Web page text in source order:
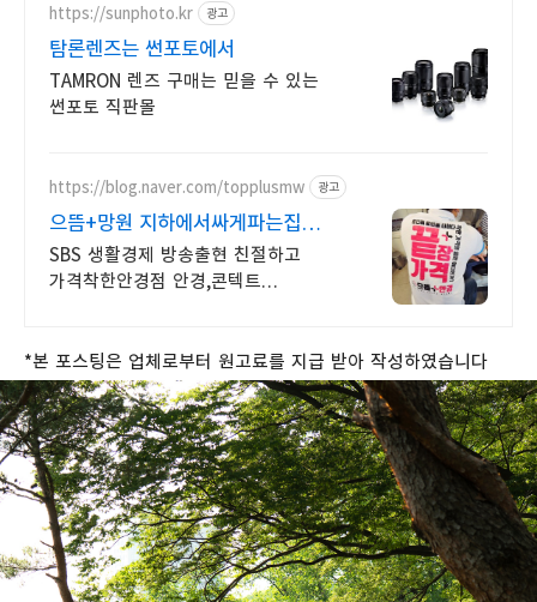
https://sunphoto.kr 광고
탐론렌즈는 썬포토에서
TAMRON 렌즈 구매는 믿을 수 있는
썬포토 직판몰
https://blog.naver.com/topplusmw 광고
으뜸+망원 지하에서싸게파는집
8월더욱강력해진 끝장할인시작
SBS 생활경제 방송출현 친절하고
가격착한안경점 안경,콘텍트
*본 포스팅은 업체로부터 원고료를 지급 받아 작성하였습니다